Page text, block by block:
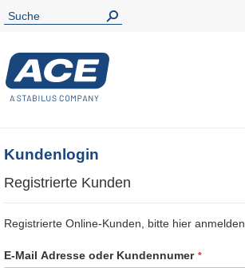
Kundenlogin
Registrierte Kunden
Registrierte Online-Kunden, bitte hier anmelden.
E-Mail Adresse oder Kundennumer